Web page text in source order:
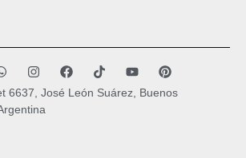
6637, José León Suárez, Buenos